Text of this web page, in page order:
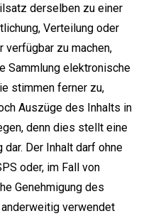
derselben zu einer
Verteilung oder
verfügbar zu machen,
Sammlung elektronische
stimmen ferner zu,
Auszüge des Inhalts in
denn dies stellt eine
Der Inhalt darf ohne
oder, im Fall von
Genehmigung des
verwendet